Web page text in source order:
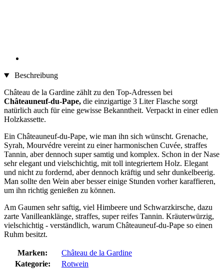
Beschreibung
Château de la Gardine zählt zu den Top-Adressen bei
Châteauneuf-du-Pape, die einzigartige 3 Liter Flasche sorgt
natürlich auch für eine gewisse Bekanntheit. Verpackt in einer edlen
Holzkassette.
Ein Châteauneuf-du-Pape, wie man ihn sich wünscht. Grenache,
Syrah, Mourvédre vereint zu einer harmonischen Cuvée, straffes
Tannin, aber dennoch super samtig und komplex. Schon in der Nase
sehr elegant und vielschichtig, mit toll integriertem Holz. Elegant
und nicht zu fordernd, aber dennoch kräftig und sehr dunkelbeerig.
Man sollte den Wein aber besser einige Stunden vorher karaffieren,
um ihn richtig genießen zu können.
Am Gaumen sehr saftig, viel Himbeere und Schwarzkirsche, dazu
zarte Vanilleanklänge, straffes, super reifes Tannin. Kräuterwürzig,
vielschichtig - verständlich, warum Châteauneuf-du-Pape so einen
Ruhm besitzt.
Marken:
Château de la Gardine
Kategorie:
Rotwein